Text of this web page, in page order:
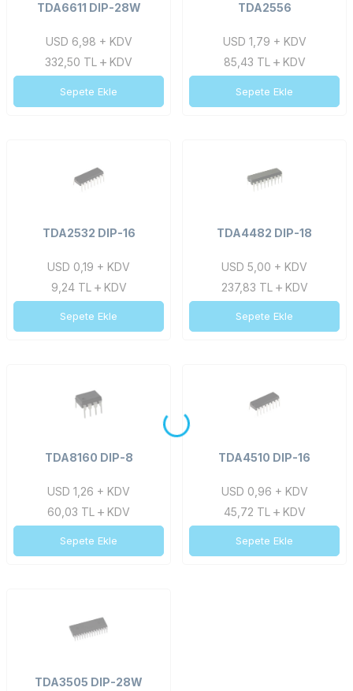
TDA6611 DIP-28W
USD 6,98 + KDV
332,50 TL KDV
Sepete Ekle
TDA2556
USD 1,79 + KDV
85,43 TL KDV
Sepete Ekle
TDA2532 DIP-16
USD 0,19 + KDV
9,24TL KDV
Sepete Ekle
TDA4482 DIP-18
USD 5,00 + KDV
237,83 TL KDV
Sepete Ekle
TDA8160 DIP-8
USD 1,26 + KDV
60,03 TL KDV
Sepete Ekle
TDA4510 DIP-16
USD 0,96 + KDV
45,72 TL KDV
Sepete Ekle
TDA3505 DIP-28W